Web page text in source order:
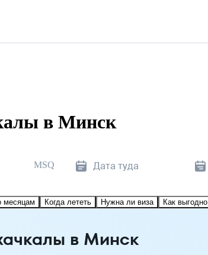
в Минск
MSQ Дата туда
месяцам Когда лететь Нужна ли виза Как
в Минск